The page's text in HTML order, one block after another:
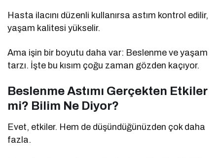
Hasta ilacını düzenli kullanırsa astım kontrol edilir,
yaşam kalitesi yükselir.
Ama işin bir boyutu daha var: Beslenme ve yaşam
tarzı. İşte bu kısım çoğu zaman gözden kaçıyor.
Beslenme Astımı Gerçekten Etkiler
mi? Bilim Ne Diyor?
Evet, etkiler. Hem de düşündüğünüzden çok daha
fazla.